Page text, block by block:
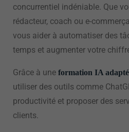
concurrentiel indéniable. Que
rédacteur, coach ou e-
vous aider à automatiser des
temps et augmenter votre
Grâce à une formation IA
utiliser des outils comme
productivité et proposer des
clients.